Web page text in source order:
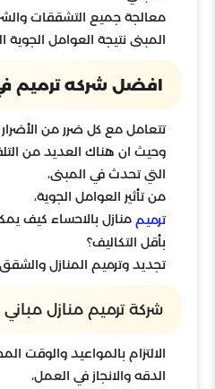
معالجة جميع التشققات
المبنى نتيجة العوامل الجوية
افضل شركه ترميم
تتعامل مع كل ضرر من
وحيث ان هناك العديد من
التي تحدث في المبنى،
من تأثير العوامل الجوية،
ترميم منازل بالاحساء كيف
بأقل التكاليف؟
تجديد وترميم المنازل
شركة ترميم منازل
الالتزام بالمواعيد والوقت
الدقه والانجاز في العمل،